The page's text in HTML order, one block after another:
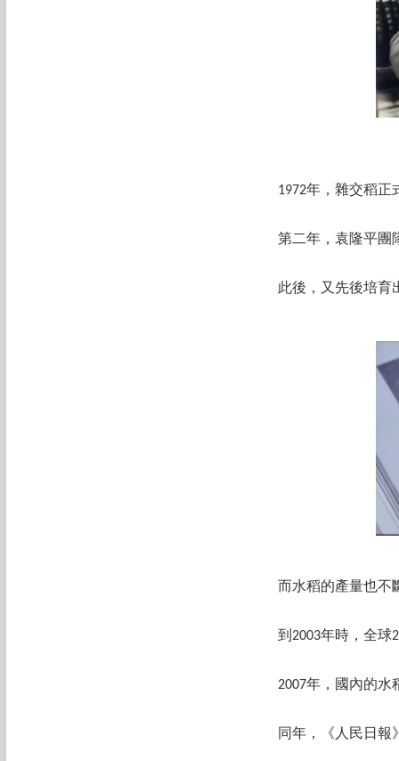
1972年，雜交稻
第二年，袁隆平團
此後，又先後培育
而水稻的產量也不
到2003年時，全球
2007年，國內的水
同年，《人民日